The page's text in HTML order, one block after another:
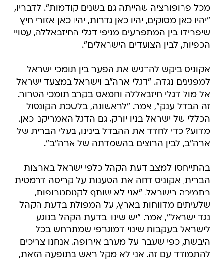
מכל פרופורציה שהייתה גם בשנים קודמות". לדבריו,
"יהיו כאן מסוקים, יהיו כאן גדרות, יהיו כאן אזורי חיץ
שיפרידו בין המתפרעים מניפי דגלי החיזבאללה, עטויי
הכפיות, לבין הצועדים הישראלים".
אקוניס ביקש להדגיש את הפער בין תומכי ישראל
למפגינים נגדה. "דגלי ארה"ב וישראל במצעד ישראל
אל מול דגלי חיזבאללה וחמאס בקרב תומכי הטרור.
זה הבדל ענק", אמר. "לראשונה, בלשכת הקונסול
הכללי של ישראל בניו יורק, גם הדגל האמריקני כאן.
מדוע? כדי לחדד את ההבדל בינינו, בעלי הברית של
ארה"ב, לבין הרוצים בהשמדתה של ארה"ב".
בהתייחסו למצב דעת הקהל כלפי ישראל בארצות
הברית, אקוניס דחה את הטענות על קריסה דרמטית
בתמיכה בישראל. "אני לא שותף לקטסטרופות,
שלעיתים מדווחות בארץ, על המפולת בדעת הקהל
נגד ישראל", אמר. "יש שינוי בדעת הקהל בנוגע
לישראל בעקבות שינוי דמוגרפי שמתרחש בכל
היבשת, כפי שעבר על מערב אירופה. אנחנו צריכים
להתמודד עם זה. אני לא מקל ראש בתופעה הזאת,